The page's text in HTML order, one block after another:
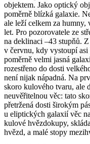
objektem. Jako optický
poměrně blízká galaxie.
ale leží celkem za humny,
let. Pro pozorovatele ze
na deklinaci –43 stupňů.
v červnu, kdy vystoupí asi
poměrně velmi jasná
rozestřeno do dosti
není nijak nápadná. Na
skoro kulového tvaru, ale
neuvěřitelnou věc: tato
přetržená dosti širokým
u eliptických galaxií věc
kulové hvězdokupy,
hvězd, a malé stopy